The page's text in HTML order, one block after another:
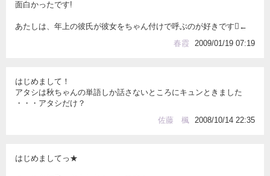
面白かったです!
あたしは、年上の彼氏が彼女をちゃん付けで呼ぶのが好きです←
春霞
2009/01/19 07:19
はじめまして！
アタシは秋ちゃんの単語しか話さないところにキュンときました
・・・アタシだけ？
佐藤 楓
2008/10/14 22:35
はじめましてっ★